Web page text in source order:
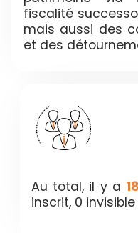
fiscalité
mais aussi des
et des
Au total, il y a 18
inscrit, 0